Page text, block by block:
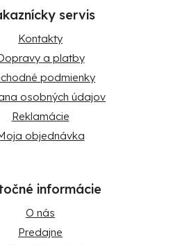
servis
Kontakty
a platby
podmienky
osobných údajov
Reklamácie
objednávka
informácie
O nás
Predajne